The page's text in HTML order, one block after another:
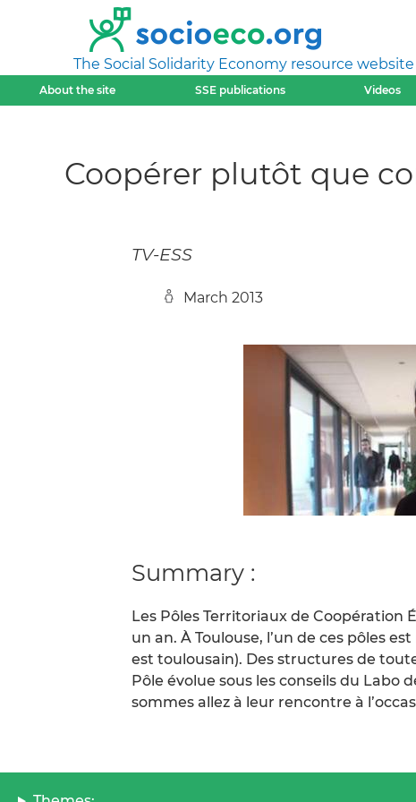
The Social Solidarity Economy resource website
About the site SSE publications Videos
Coopérer plutôt que
TV-ESS
March 2013
Summary :
Les Pôles Territoriaux de
un an. À Toulouse, l’un de ces pôles
est toulousain). Des structures de
Pôle évolue sous les conseils du Labo
sommes allez à leur rencontre à